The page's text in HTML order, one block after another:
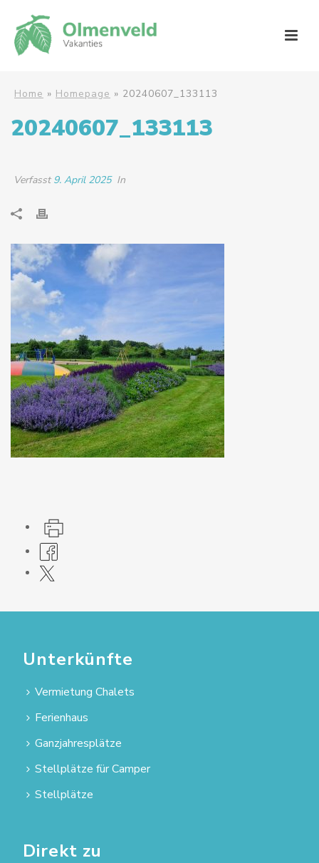
Home » Homepage » 20240607_133113
20240607_133113
Verfasst 9. April 2025 In
Unterkünfte
Vermietung Chalets
Ferienhaus
Ganzjahresplätze
Stellplätze für Camper
Stellplätze
Direkt zu